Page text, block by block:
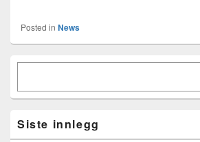
Posted in News
Primary
Area
Siste innlegg